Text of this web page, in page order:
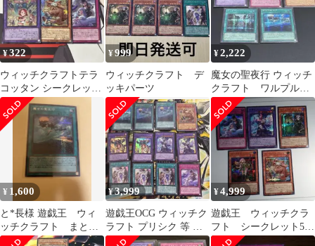
¥322
ウィッチクラフトテラ
コッタン シークレット
ディストーション ピュ
ーピルズ
¥999
ウィッチクラフト デ
ッキパーツ
¥2,222
魔女の聖夜行 ウィッチ
クラフト ワルプルギ
ース シク 他4枚
¥ 1,600
と*長様 遊戯王 ウィ
ッチクラフト まとめ
売り 22枚
¥3,999
遊戯王OCG ウィッチク
ラフト プリシク 等 デ
ッキパーツ
¥4,999
遊戯王 ウィッチクラ
フト シークレット5枚
セット